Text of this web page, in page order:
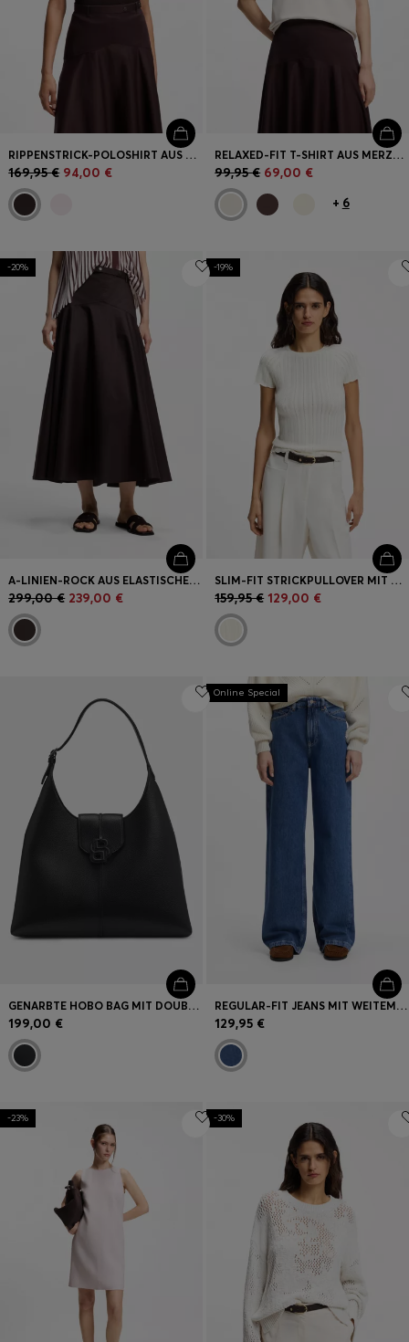
RIPPENSTRICK-POLOSHIRT AUS ATMUNGSAKTIVEM GEWEBE
169,95 € 94,00 €
RELAXED-FIT T-SHIRT AUS MERZERISIERTER BAUMWOLLE
99,95 € 69,00 €
+ 6
-20%
A-LINIEN-ROCK AUS ELASTISCHER BAUMWOLLE MIT GÜRTEL
299,00 € 239,00 €
-19%
SLIM-FIT STRICKPULLOVER MIT WELLENSTRUKTUR
159,95 € 129,00 €
GENARBTE HOBO BAG MIT DOUBLE-B-MONOGRAMM
199,00 €
Online Special
REGULAR-FIT JEANS MIT WEITEM BEIN
129,95 €
-23% -30%